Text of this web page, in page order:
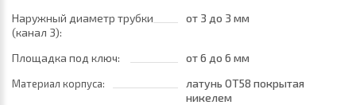
Наружный диаметр трубки
(канал 3):
от 3 до 3 мм
Площадка под ключ: от 6 до 6 мм
Материал корпуса:
латунь ОТ58 покрытая
никелем